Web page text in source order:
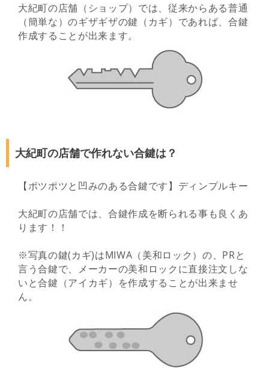
大紀町の店舗（ショップ）では、従来からある普通
（簡単な）のギザギザの鍵（カギ）であれば、合鍵
作成することが出来ます。
大紀町の店舗で作れない合鍵は？
【ポツポツと凹みのある合鍵です】ディンプルキー
大紀町の店舗では、合鍵作成を断られる事も良くあ
ります！！
※写真の鍵(カギ)はMIWA（美和ロック）の、PRと
言う合鍵で、メーカーの美和ロックに直接注文しな
いと合鍵（アイカギ）を作成することが出来ませ
ん。